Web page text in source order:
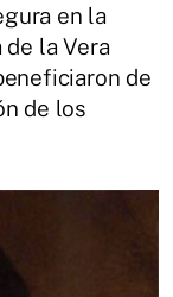
en la
la Vera
de
de los